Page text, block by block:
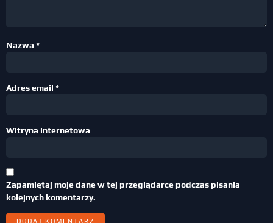
Nazwa *
Adres email *
Witryna internetowa
Zapamiętaj moje dane w tej przeglądarce podczas pisania
kolejnych komentarzy.